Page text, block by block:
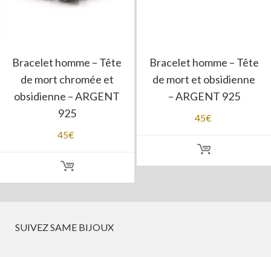
Bracelet homme – Tête
de mort chromée et
obsidienne – ARGENT
925
45€
Bracelet homme – Tête
de mort et obsidienne
– ARGENT 925
45€
SUIVEZ SAME BIJOUX